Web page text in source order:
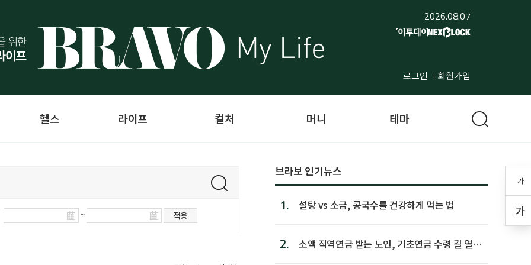
2026.08.07
로그인 회원가입
가
가
헬스 라이프 컬처 머니 테마
~ 적용
브라보 인기뉴스
1. 설탕 vs 소금, 콩국수를 건강하게 먹는 법
2.
소액 직역연금 받는 노인, 기초연금 수령 길 열린